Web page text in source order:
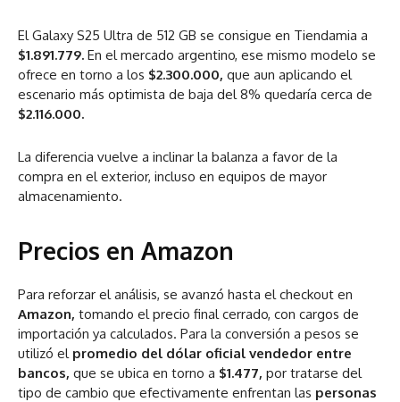
El Galaxy S25 Ultra de 512 GB se consigue en Tiendamia a
$1.891.779. En el mercado argentino, ese mismo modelo se
ofrece en torno a los $2.300.000, que aun aplicando el
escenario más optimista de baja del 8% quedaría cerca de
$2.116.000.
La diferencia vuelve a inclinar la balanza a favor de la
compra en el exterior, incluso en equipos de mayor
almacenamiento.
Precios en Amazon
Para reforzar el análisis, se avanzó hasta el checkout en
Amazon, tomando el precio final cerrado, con cargos de
importación ya calculados. Para la conversión a pesos se
utilizó el promedio del dólar oficial vendedor entre
bancos, que se ubica en torno a $1.477, por tratarse del
tipo de cambio que efectivamente enfrentan las personas